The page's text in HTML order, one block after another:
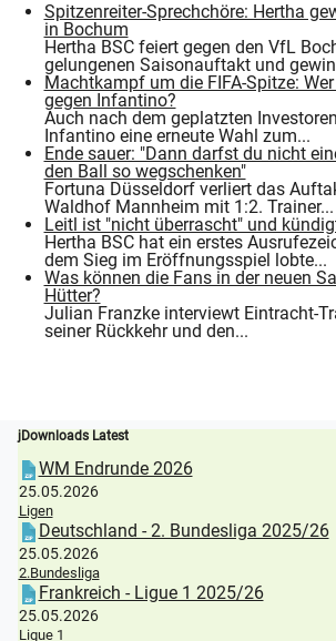
Spitzenreiter-Sprechchöre: Hertha
in Bochum
Hertha BSC feiert gegen den VfL
gelungenen Saisonauftakt und
Machtkampf um die FIFA-Spitze:
gegen Infantino?
Auch nach dem geplatzten
Infantino eine erneute Wahl zum...
Ende sauer: "Dann darfst du nicht
den Ball so wegschenken"
Fortuna Düsseldorf verliert das
Waldhof Mannheim mit 1:2. Trainer...
Leitl ist "nicht überrascht" und
Hertha BSC hat ein erstes
dem Sieg im Eröffnungsspiel lobte...
Was können die Fans in der neuen
Hütter?
Julian Franzke interviewt Eintracht-
seiner Rückkehr und den...
jDownloads Latest
WM Endrunde 2026
25.05.2026
Ligen
Deutschland - 2. Bundesliga 2025/26
25.05.2026
2.Bundesliga
Frankreich - Ligue 1 2025/26
25.05.2026
Ligue 1